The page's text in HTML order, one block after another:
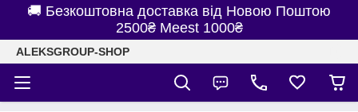
🚚 Безкоштовна доставка від Новою Поштою
2500₴ Meest 1000₴
ALEKSGROUP-SHOP